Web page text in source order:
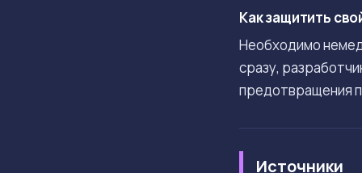
Как защитить
Необходимо
сразу,
предотвращения
Источники